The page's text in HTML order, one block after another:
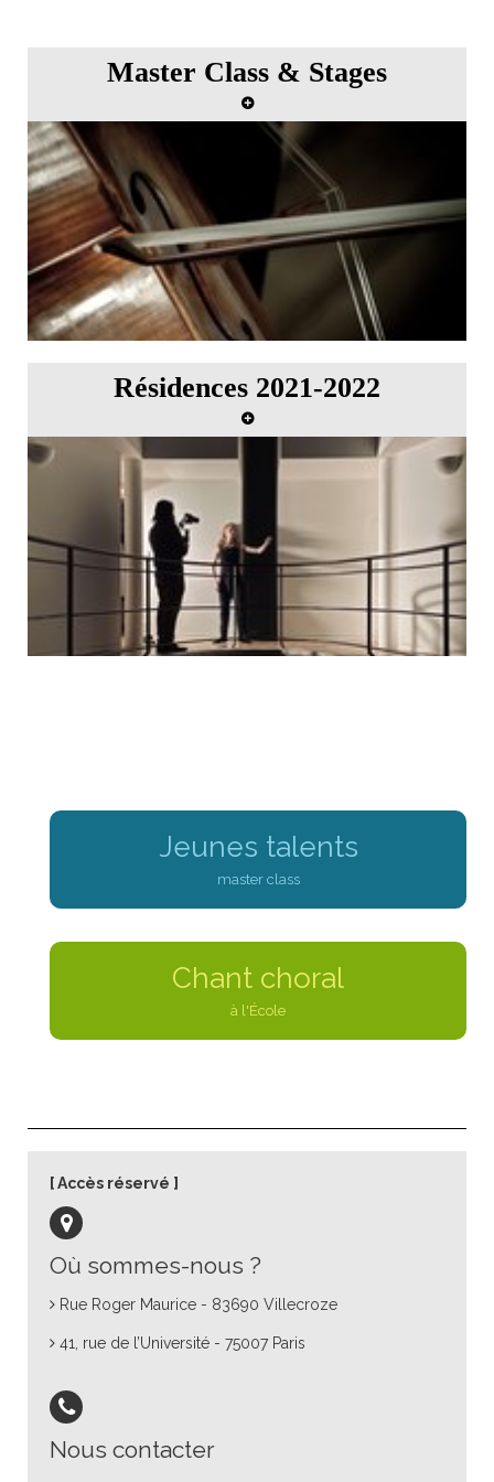
Master Class & Stages
Résidences 2021-2022
Consciente de la période difficile que traversent
actuellement les musiciens, l'Académie musicale de
Villecroze (AMV) a lancé en décembre 2020 un
appel à projets musicaux. Découvrez les 17 lauréats
sélectionnés qui recoivent le soutien de l'Académie
et profiteront de ses locaux à Paris et à Villecroze
entre mars 2021 et mars 2022 !
Jeunes talents
master class
Chant choral
à l'École
Où sommes-nous ?
Rue Roger Maurice - 83690 Villecroze
41, rue de l’Université - 75007 Paris
Nous contacter
Accès réservé